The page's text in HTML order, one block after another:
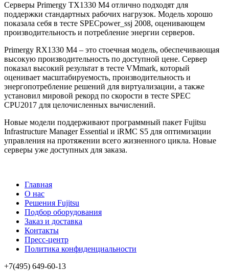
Серверы Primergy TX1330 M4 отлично подходят для
поддержки стандартных рабочих нагрузок. Модель хорошо
показала себя в тесте SPECpower_ssj 2008, оценивающем
производительность и потребление энергии серверов.
Primergy RX1330 M4 – это стоечная модель, обеспечивающая
высокую производительность по доступной цене. Сервер
показал высокий результат в тесте VMmark, который
оценивает масштабируемость, производительность и
энергопотребление решений для виртуализации, а также
установил мировой рекорд по скорости в тесте SPEC
CPU2017 для целочисленных вычислений.
Новые модели поддерживают программный пакет Fujitsu
Infrastructure Manager Essential и iRMC S5 для оптимизации
управления на протяжении всего жизненного цикла. Новые
серверы уже доступных для заказа.
Главная
О нас
Решения Fujitsu
Подбор оборудования
Заказ и доставка
Контакты
Пресс-центр
Политика конфиденциальности
+7(495) 649-60-13